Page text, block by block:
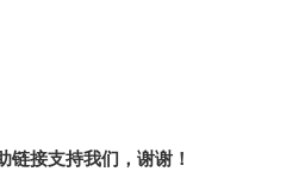
链接支持我们，谢谢！